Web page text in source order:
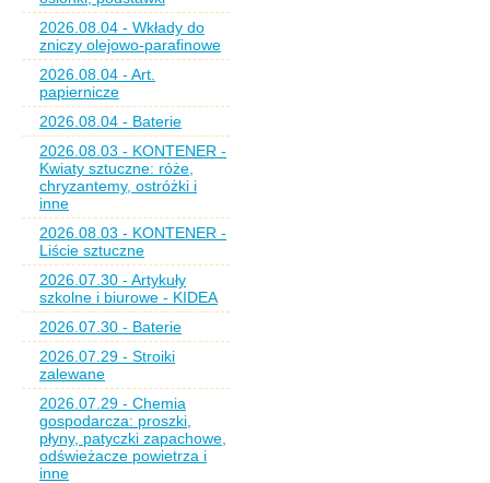
2026.08.04 - Wkłady do
zniczy olejowo-parafinowe
2026.08.04 - Art.
papiernicze
2026.08.04 - Baterie
2026.08.03 - KONTENER -
Kwiaty sztuczne: róże,
chryzantemy, ostróżki i
inne
2026.08.03 - KONTENER -
Liście sztuczne
2026.07.30 - Artykuły
szkolne i biurowe - KIDEA
2026.07.30 - Baterie
2026.07.29 - Stroiki
zalewane
2026.07.29 - Chemia
gospodarcza: proszki,
płyny, patyczki zapachowe,
odświeżacze powietrza i
inne